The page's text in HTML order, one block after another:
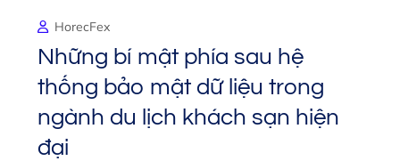
HorecFex
Những bí mật phía sau hệ
thống bảo mật dữ liệu trong
ngành du lịch khách sạn hiện
đại